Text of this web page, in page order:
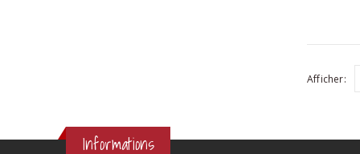
Afficher:
Informations